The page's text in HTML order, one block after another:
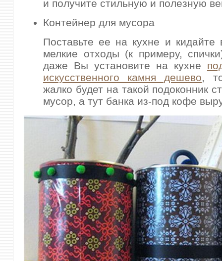
и получите стильную и полезную
Контейнер для мусора
Поставьте ее на кухне и кидайте
мелкие отходы (к примеру,
даже Вы установите на кухне
искусственного камня дешево,
жалко будет на такой подоконник
мусор, а тут банка из-под кофе